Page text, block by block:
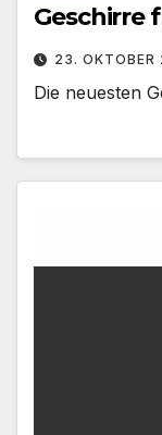
Geschirre
23. OKTOBER
Die neuesten